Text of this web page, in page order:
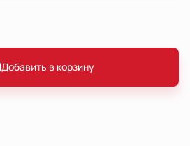
Добавить в корзину